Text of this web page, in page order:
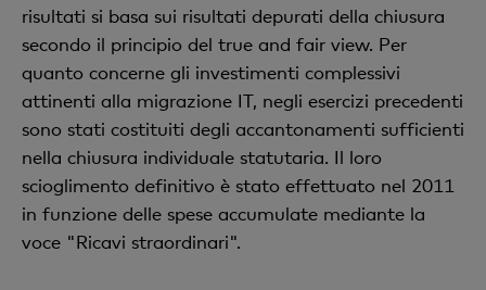
risultati si basa sui risultati depurati della chiusura
secondo il principio del true and fair view. Per
quanto concerne gli investimenti complessivi
attinenti alla migrazione IT, negli esercizi precedenti
sono stati costituiti degli accantonamenti sufficienti
nella chiusura individuale statutaria. Il loro
scioglimento definitivo è stato effettuato nel 2011
in funzione delle spese accumulate mediante la
voce "Ricavi straordinari".